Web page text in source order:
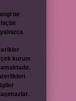
bir
kurum